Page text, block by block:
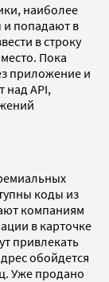
наиболее
и попадают в
в строку
Пока
приложение и
над API,
коды из
компаниям
в карточке
привлекать
обойдется
Уже продано